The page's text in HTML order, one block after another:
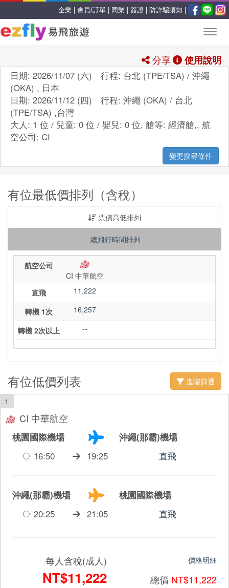
企業 | 會員/訂單 | 同業 | 簽證 | 防詐騙須知 |
分享 使用說明
日期: 2026/11/07 (六) 行程: 台北 (TPE/TSA) / 沖繩
(OKA) , 日本
日期: 2026/11/12 (四) 行程: 沖繩 (OKA) / 台北
(TPE/TSA) ,台灣
大人: 1 位 / 兒童: 0 位 / 嬰兒: 0 位, 艙等: 經濟艙,, 航
空公司: CI
變更搜尋條件
有位最低價排列（含稅）
票價高低排列
總飛行時間排列
航空公司
CI 中華航空
直飛
11,222
轉機 1次 16,257
轉機 2次以上 --
有位低價列表
進階篩選
1
CI 中華航空
桃園國際機場
沖繩(那霸)機場
16:50
19:25 直飛
沖繩(那霸)機場
桃園國際機場
20:25
21:05 直飛
每人含稅(成人)
NT$11,222
價格明細
總價 NT$11,222